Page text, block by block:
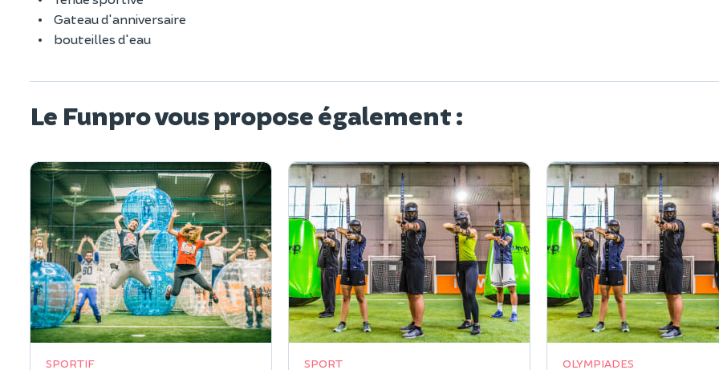
Gateau d'anniversaire
bouteilles d'eau
Le Funpro vous propose également :
SPORTIF SPORT OLYMPIADES